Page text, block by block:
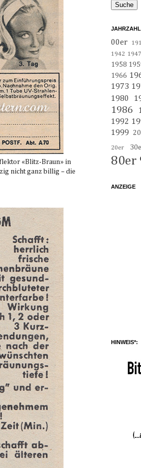
«Blitz-Braun» in
nicht ganz billig – die
00er
1942 1947
1958
1966
1973
1980
1986
1992
1999
20er
80er
ANZEIGE
HINWEIS*: